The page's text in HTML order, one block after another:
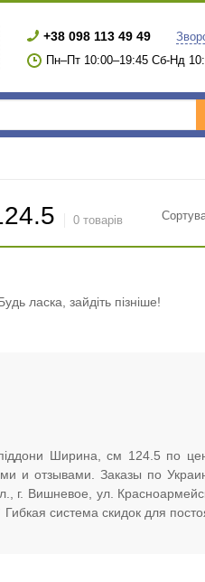
+38 098 113 49 49
Пн–Пт 10:00–19:45 Сб-Нд
0 товарів
ласка, зайдіть пізніше!
Ширина, см 124.5 по
и отзывами. Заказы по
г. Вишневое, ул.
система скидок для